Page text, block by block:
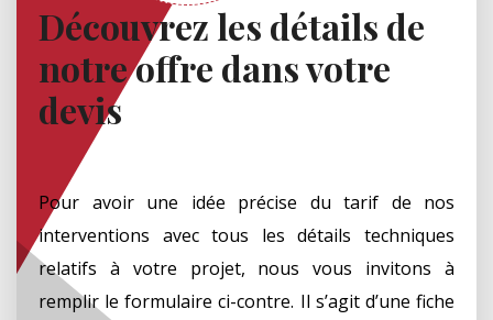
Découvrez les détails de
notre offre dans votre
devis
Pour avoir une idée précise du tarif de nos
interventions avec tous les détails techniques
relatifs à votre projet, nous vous invitons à
remplir le formulaire ci-contre. Il s’agit d’une fiche